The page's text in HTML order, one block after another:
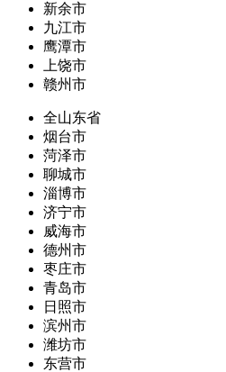
新余市
九江市
鹰潭市
上饶市
赣州市
全山东省
烟台市
菏泽市
聊城市
淄博市
济宁市
威海市
德州市
枣庄市
青岛市
日照市
滨州市
潍坊市
东营市